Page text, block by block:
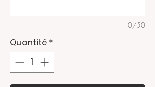
0/50
Quantité *